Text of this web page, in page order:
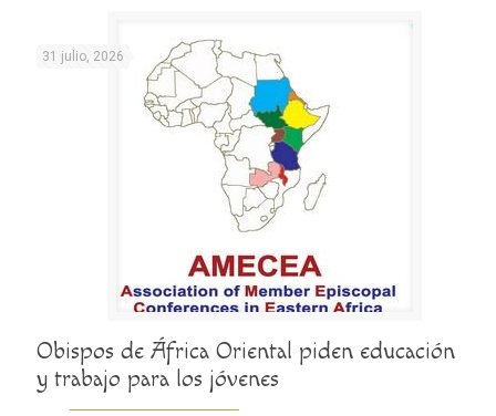
31 julio, 2026
Obispos de África Oriental piden educación
y trabajo para los jóvenes